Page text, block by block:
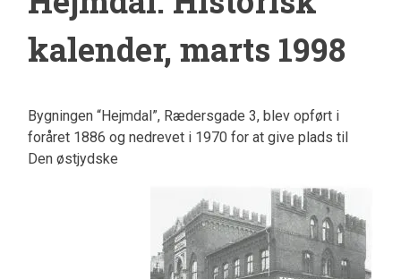
kalender, marts 1998
Bygningen “Hejmdal”, Rædersgade 3, blev opført i
foråret 1886 og nedrevet i 1970 for at give plads til
Denøstjydske